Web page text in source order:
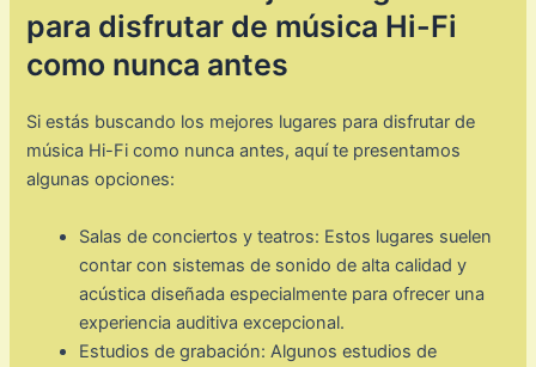
para disfrutar de música Hi-Fi
como nunca antes
Si estás buscando los mejores lugares para disfrutar de
música Hi-Fi como nunca antes, aquí te presentamos
algunas opciones:
Salas de conciertos y teatros: Estos lugares suelen
contar con sistemas de sonido de alta calidad y
acústica diseñada especialmente para ofrecer una
experiencia auditiva excepcional.
Estudios de grabación: Algunos estudios de